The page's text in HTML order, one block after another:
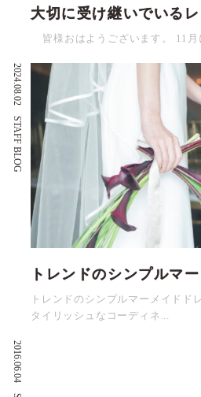
大切に受け継いでいる
皆様おはようございます。 11月
2024.08.02
STAFF BLOG
トレンドのシンプルマ
トレンドのシンプルマーメイドド
タイリッシュなコーディネ...
2016.06.04